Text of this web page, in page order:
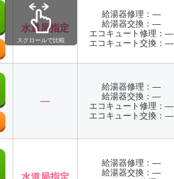
水道局指定
給湯器修理：―
給湯器交換：―
エコキュート修理：―
エコキュート交換：―
―
給湯器修理：―
給湯器交換：―
エコキュート修理：―
エコキュート交換：―
給湯器修理：―
給湯器交換：―
スクロールで比較